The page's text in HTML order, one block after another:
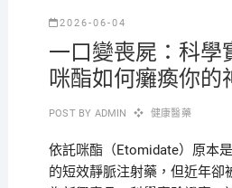
2026-06-04
一口變喪屍：科學
咪酯如何癱瘓你的
POST BY ADMIN 健康醫藥
依託咪酯（Etomidate）原本
的短效靜脈注射藥，但近年卻